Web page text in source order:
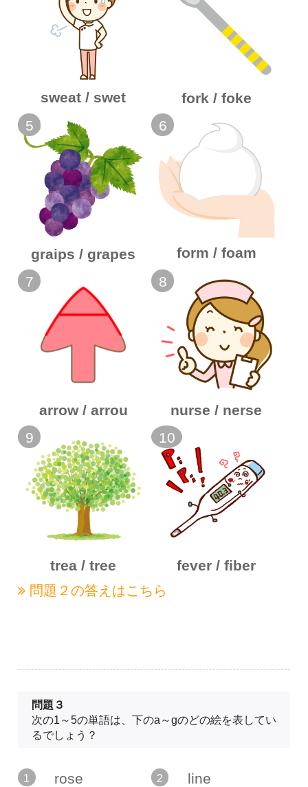
sweat / swet
fork / foke
5
graips / grapes
6
form / foam
7
arrow / arrou
8
nurse / nerse
9
trea / tree
10
fever / fiber
問題２の答えはこちら
問題３
次の1～5の単語は、下のa～gのどの絵を表してい
るでしょう？
1 rose 2 line